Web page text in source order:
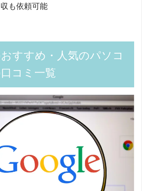
も依頼可能
すすめ・人気のパソコ
コミ一覧